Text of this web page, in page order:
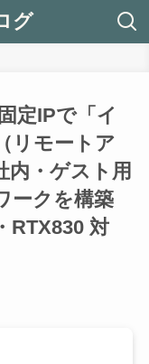
グ
定IPで「イ
リモートア
内・ゲスト用
ークを構築
RTX830 対